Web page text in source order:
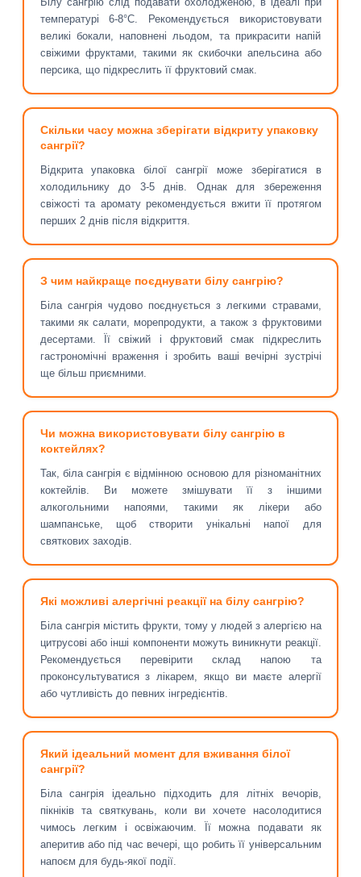
температурі 6-8°C. Рекомендується використовувати
великі бокали, наповнені льодом, та прикрасити напій
свіжими фруктами, такими як скибочки апельсина або
персика, що підкреслить її фруктовий смак.
Скільки часу можна зберігати відкриту упаковку
сангрії?
Відкрита упаковка білої сангрії може зберігатися в
холодильнику до 3-5 днів. Однак для збереження
свіжості та аромату рекомендується вжити її протягом
перших 2 днів після відкриття.
З чим найкраще поєднувати білу сангрію?
Біла сангрія чудово поєднується з легкими стравами,
такими як салати, морепродукти, а також з фруктовими
десертами. Її свіжий і фруктовий смак підкреслить
гастрономічні враження і зробить ваші вечірні зустрічі
ще більш приємними.
Чи можна використовувати білу сангрію в
коктейлях?
Так, біла сангрія є відмінною основою для різноманітних
коктейлів. Ви можете змішувати її з іншими
алкогольними напоями, такими як лікери або
шампанське, щоб створити унікальні напої для
святкових заходів.
Які можливі алергічні реакції на білу сангрію?
Біла сангрія містить фрукти, тому у людей з алергією на
цитрусові або інші компоненти можуть виникнути реакції.
Рекомендується перевірити склад напою та
проконсультуватися з лікарем, якщо ви маєте алергії
або чутливість до певних інгредієнтів.
Який ідеальний момент для вживання білої
сангрії?
Біла сангрія ідеально підходить для літніх вечорів,
пікніків та святкувань, коли ви хочете насолодитися
чимось легким і освіжаючим. Її можна подавати як
аперитив або під час вечері, що робить її універсальним
напоєм для будь-якої події.